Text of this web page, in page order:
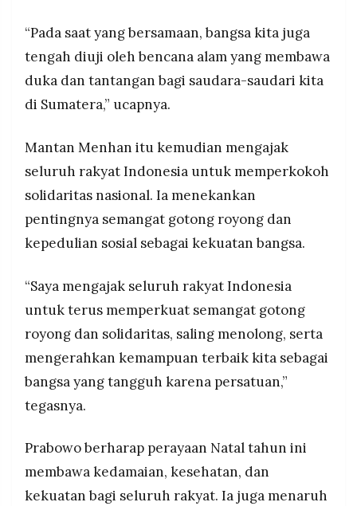
“Pada saat yang bersamaan, bangsa kita juga
tengah diuji oleh bencana alam yang membawa
duka dan tantangan bagi saudara-saudari kita
di Sumatera,” ucapnya.
Mantan Menhan itu kemudian mengajak
seluruh rakyat Indonesia untuk memperkokoh
solidaritas nasional. Ia menekankan
pentingnya semangat gotong royong dan
kepedulian sosial sebagai kekuatan bangsa.
“Saya mengajak seluruh rakyat Indonesia
untuk terus memperkuat semangat gotong
royong dan solidaritas, saling menolong, serta
mengerahkan kemampuan terbaik kita sebagai
bangsa yang tangguh karena persatuan,”
tegasnya.
Prabowo berharap perayaan Natal tahun ini
membawa kedamaian, kesehatan, dan
kekuatan bagi seluruh rakyat. Ia juga menaruh